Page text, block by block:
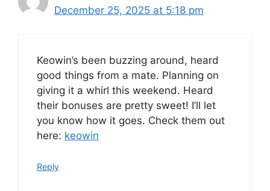
December 25, 2025 at 5:18 pm
Keowin’s been buzzing around, heard
good things from a mate. Planning on
giving it a whirl this weekend. Heard
their bonuses are pretty sweet! I’ll let
you know how it goes. Check them out
here: keowin
Reply